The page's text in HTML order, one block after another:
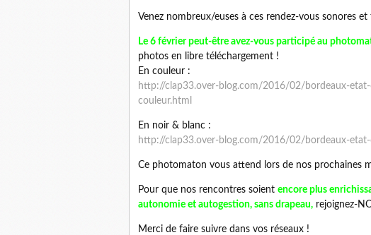
Venez nombreux/euses à ces rendez-vous sonores
Le 6 février peut-être avez-vous participé au
photos en libre téléchargement !
En couleur :
http://clap33.over-blog.com/2016/02/bordeaux-
couleur.html
En noir & blanc :
http://clap33.over-blog.com/2016/02/bordeaux-
Ce photomaton vous attend lors de nos prochaines
Pour que nos rencontres soient encore plus
autonomie et autogestion, sans drapeau, rejoignez-
Merci de faire suivre dans vos réseaux !